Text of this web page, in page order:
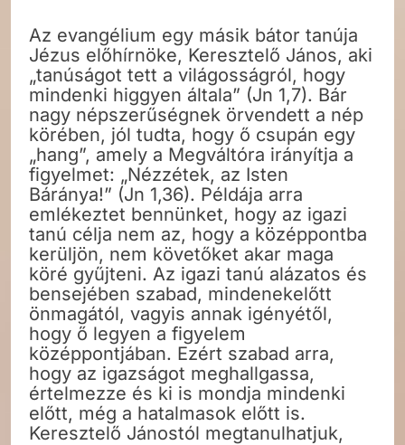
Az evangélium egy másik bátor tanúja
Jézus előhírnöke, Keresztelő János, aki
„tanúságot tett a világosságról, hogy
mindenki higgyen általa” (Jn 1,7). Bár
nagy népszerűségnek örvendett a nép
körében, jól tudta, hogy ő csupán egy
„hang”, amely a Megváltóra irányítja a
figyelmet: „Nézzétek, az Isten
Báránya!” (Jn 1,36). Példája arra
emlékeztet bennünket, hogy az igazi
tanú célja nem az, hogy a középpontba
kerüljön, nem követőket akar maga
köré gyűjteni. Az igazi tanú alázatos és
bensejében szabad, mindenekelőtt
önmagától, vagyis annak igényétől,
hogy ő legyen a figyelem
középpontjában. Ezért szabad arra,
hogy az igazságot meghallgassa,
értelmezze és ki is mondja mindenki
előtt, még a hatalmasok előtt is.
Keresztelő Jánostól megtanulhatjuk,